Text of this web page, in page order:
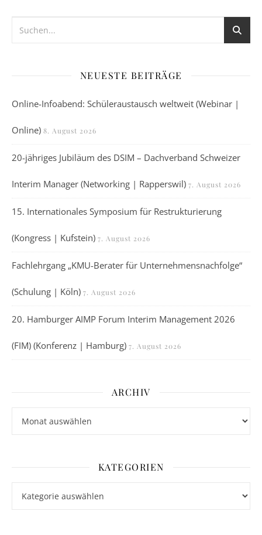
NEUESTE BEITRÄGE
Online-Infoabend: Schüleraustausch weltweit (Webinar |
Online) 8. August 2026
20-jähriges Jubiläum des DSIM – Dachverband Schweizer
Interim Manager (Networking | Rapperswil) 7. August 2026
15. Internationales Symposium für Restrukturierung
(Kongress | Kufstein) 7. August 2026
Fachlehrgang „KMU-Berater für Unternehmensnachfolge“
(Schulung | Köln) 7. August 2026
20. Hamburger AIMP Forum Interim Management 2026
(FIM) (Konferenz | Hamburg) 7. August 2026
ARCHIV
KATEGORIEN